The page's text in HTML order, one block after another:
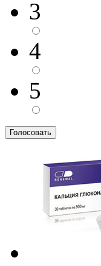
3
4
5